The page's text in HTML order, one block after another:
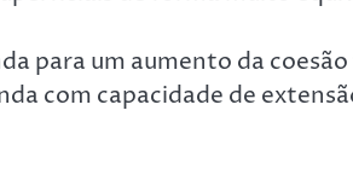
para um aumento da
com capacidade de